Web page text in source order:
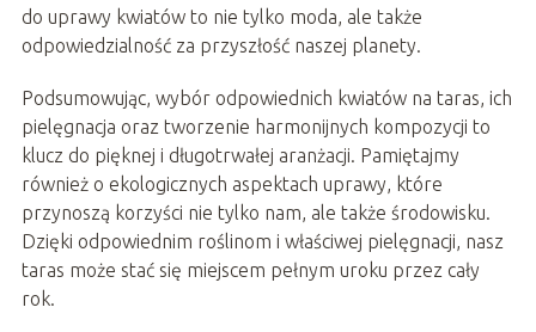
do uprawy kwiatów to nie tylko moda, ale także
odpowiedzialność za przyszłość naszej planety.
Podsumowując, wybór odpowiednich kwiatów na taras, ich
pielęgnacja oraz tworzenie harmonijnych kompozycji to
klucz do pięknej i długotrwałej aranżacji. Pamiętajmy
również o ekologicznych aspektach uprawy, które
przynoszą korzyści nie tylko nam, ale także środowisku.
Dzięki odpowiednim roślinom i właściwej pielęgnacji, nasz
taras może stać się miejscem pełnym uroku przez cały
rok.